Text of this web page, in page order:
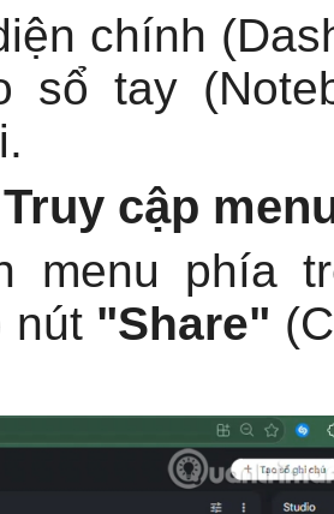
chính
sổ tay
cập
menu phía
nút "Share"